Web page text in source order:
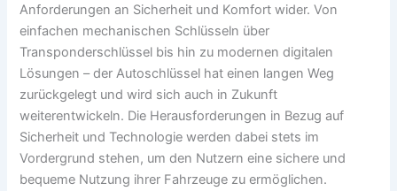
Anforderungen an Sicherheit und Komfort wider. Von
einfachen mechanischen Schlüsseln über
Transponderschlüssel bis hin zu modernen digitalen
Lösungen – der Autoschlüssel hat einen langen Weg
zurückgelegt und wird sich auch in Zukunft
weiterentwickeln. Die Herausforderungen in Bezug auf
Sicherheit und Technologie werden dabei stets im
Vordergrund stehen, um den Nutzern eine sichere und
bequeme Nutzung ihrer Fahrzeuge zu ermöglichen.